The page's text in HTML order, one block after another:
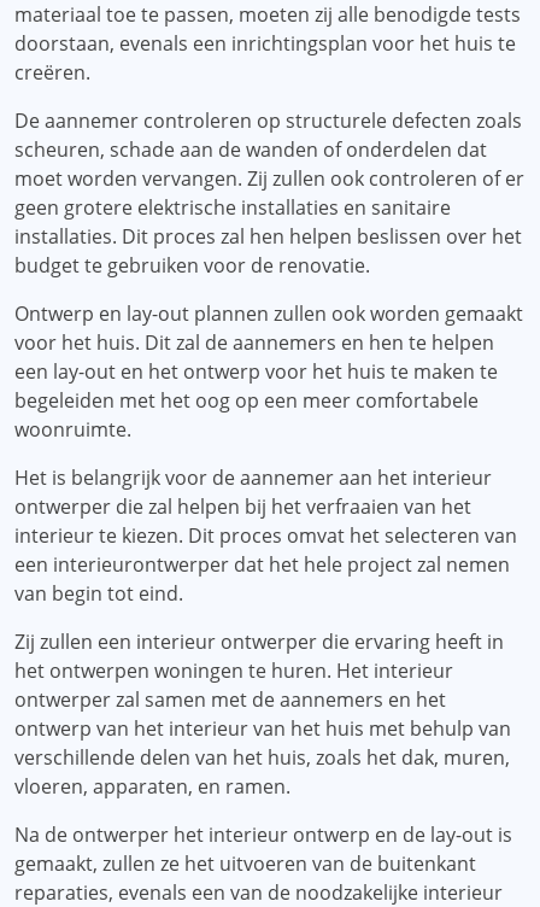
materiaal toe te passen, moeten zij alle benodigde tests
doorstaan, evenals een inrichtingsplan voor het huis te
creëren.
De aannemer controleren op structurele defecten zoals
scheuren, schade aan de wanden of onderdelen dat
moet worden vervangen. Zij zullen ook controleren of er
geen grotere elektrische installaties en sanitaire
installaties. Dit proces zal hen helpen beslissen over het
budget te gebruiken voor de renovatie.
Ontwerp en lay-out plannen zullen ook worden gemaakt
voor het huis. Dit zal de aannemers en hen te helpen
een lay-out en het ontwerp voor het huis te maken te
begeleiden met het oog op een meer comfortabele
woonruimte.
Het is belangrijk voor de aannemer aan het interieur
ontwerper die zal helpen bij het verfraaien van het
interieur te kiezen. Dit proces omvat het selecteren van
een interieurontwerper dat het hele project zal nemen
van begin tot eind.
Zij zullen een interieur ontwerper die ervaring heeft in
het ontwerpen woningen te huren. Het interieur
ontwerper zal samen met de aannemers en het
ontwerp van het interieur van het huis met behulp van
verschillende delen van het huis, zoals het dak, muren,
vloeren, apparaten, en ramen.
Na de ontwerper het interieur ontwerp en de lay-out is
gemaakt, zullen ze het uitvoeren van de buitenkant
reparaties, evenals een van de noodzakelijke interieur